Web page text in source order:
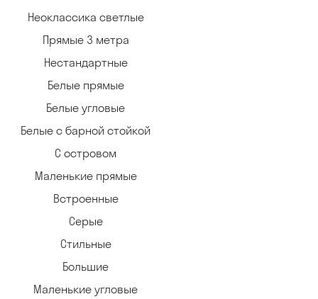
Неоклассика светлые
Прямые 3 метра
Нестандартные
Белые прямые
Белые угловые
Белые с барной стойкой
С островом
Маленькие прямые
Встроенные
Серые
Стильные
Большие
Маленькие угловые